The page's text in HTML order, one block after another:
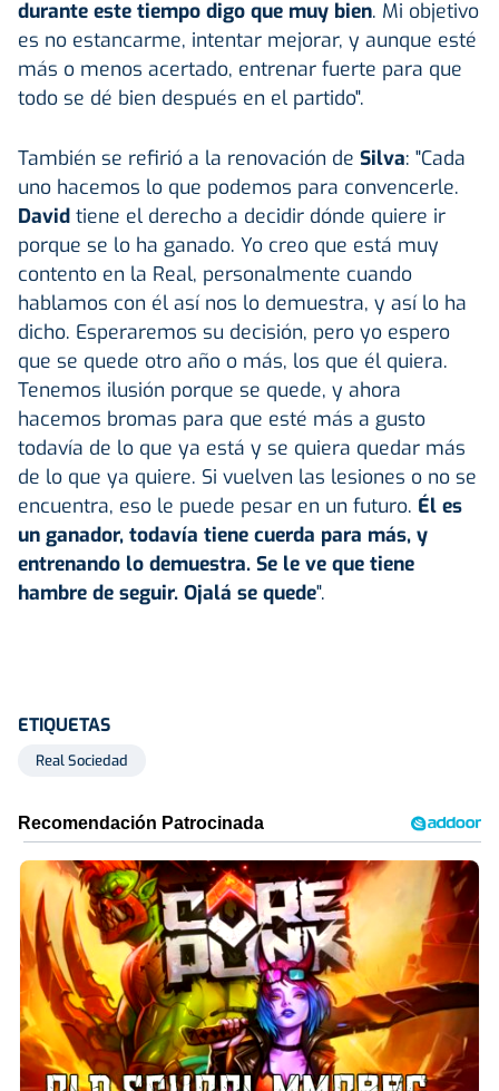
durante este tiempo digo que muy bien. Mi objetivo
es no estancarme, intentar mejorar, y aunque esté
más o menos acertado, entrenar fuerte para que
todo se dé bien después en el partido".
También se refirió a la renovación de Silva: "Cada
uno hacemos lo que podemos para convencerle.
David tiene el derecho a decidir dónde quiere ir
porque se lo ha ganado. Yo creo que está muy
contento en la Real, personalmente cuando
hablamos con él así nos lo demuestra, y así lo ha
dicho. Esperaremos su decisión, pero yo espero
que se quede otro año o más, los que él quiera.
Tenemos ilusión porque se quede, y ahora
hacemos bromas para que esté más a gusto
todavía de lo que ya está y se quiera quedar más
de lo que ya quiere. Si vuelven las lesiones o no se
encuentra, eso le puede pesar en un futuro. Él es
un ganador, todavía tiene cuerda para más, y
entrenando lo demuestra. Se le ve que tiene
hambre de seguir. Ojalá se quede".
ETIQUETAS
Real Sociedad